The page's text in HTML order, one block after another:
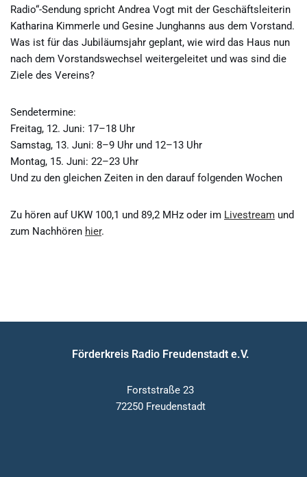
Radio“-Sendung spricht Andrea Vogt mit der Geschäftsleiterin
Katharina Kimmerle und Gesine Junghanns aus dem Vorstand.
Was ist für das Jubiläumsjahr geplant, wie wird das Haus nun
nach dem Vorstandswechsel weitergeleitet und was sind die
Ziele des Vereins?
Sendetermine:
Freitag, 12. Juni: 17–18 Uhr
Samstag, 13. Juni: 8–9 Uhr und 12–13 Uhr
Montag, 15. Juni: 22–23 Uhr
Und zu den gleichen Zeiten in den darauf folgenden Wochen
Zu hören auf UKW 100,1 und 89,2 MHz oder im Livestream und
zum Nachhören hier.
Förderkreis Radio Freudenstadt e.V.
Forststraße 23
72250 Freudenstadt